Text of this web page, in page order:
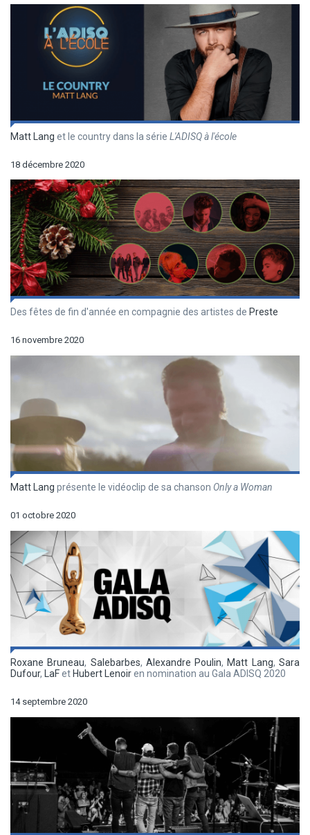
Matt Lang et le country dans la série L'ADISQ à l'école
18 décembre 2020
Des fêtes de fin d'année en compagnie des artistes de Preste
16 novembre 2020
Matt Lang présente le vidéoclip de sa chanson Only a Woman
01 octobre 2020
Roxane Bruneau, Salebarbes, Alexandre Poulin, Matt Lang,Sara
Dufour, LaFet Hubert Lenoiren nomination au Gala ADISQ 2020
14 septembre 2020